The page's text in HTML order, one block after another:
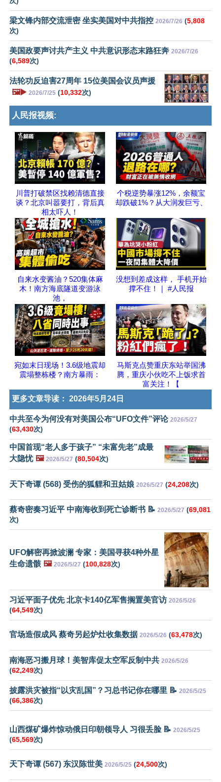
梁文锋内部交流泄密 坐实美国对中共指控 2026/7/26 (5,808
次)
美国政要声讨共产主义 中共意识形态末路狂奔 2026/7/26
(6,589次)
法轮功反迫害27周年 15位美国会议员声援
🖼️▶️ 2026/7/25 (10,332次)
人民报视频:
川普打破禁区找赖清德直接
谈？北京叫嚣要打，背后真
相太吓人！
个税逆势暴涨12%，余额宝
却跌破1%？从大润发巨亏、
自来水变酱油？520集体麻
木！南方海底隧道变游泳
池，
没想到差成这样， 手机开始
撑不住！｜ #人民报
宛如末日现场！3.6级地震却
震塌整栋楼？南方暴雨：
马斯克点赞重庆东站举国沸
腾，重庆小伙吃不上饭求首
富关注！【
更多文章导读： 2026年5月24日
中共至今为何没有对美国公布“UFO文件”评论 2026/5/27
(63,430次)
中国首现“老人多于孩子” “未富先老”成最
大隐忧 🖼️ 2026/5/27 (80,504次)
天下奇谭 (568) 受伤的狐貍和丑姑娘 2026/5/27 (24,208次)
蔡奇密奏习近平 中南海收到死亡诊断书 📝 2026/5/27 (69,081
次)
UFO解密再掀波澜 专家：美国寻获4种外星
生命遗骸 🖼️ 2026/5/27 (100,828次)
习近平面子优先 北京卡140亿军售搁置美官访 2026/5/26
(64,549次)
官场造假成风 蔡奇另起炉灶收集数据 2026/5/26 (63,478次)
南海恶习搬月球！美智库促太空军反制中共 2026/5/26
(62,249次)
披露洪灾被指“以灾乱国”？习总书记你在哪里 📝 2026/5/25
(66,386次)
山西煤矿爆炸惊动俄日印朝领导人 习很丢脸 📝 2026/5/25
(65,569次)
天下奇谭 (567) 东汉陈世美 2026/5/25 (24,500次)